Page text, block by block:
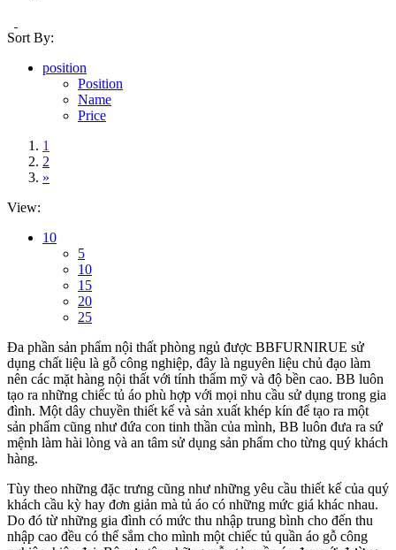
Sort By:
position
Position
Name
Price
1
2
»
View:
10
5
10
15
20
25
Đa phần sản phẩm nội thất phòng ngủ được BBFURNIRUE sử
dụng chất liệu là gỗ công nghiệp, đây là nguyên liệu chủ đạo làm
nên các mặt hàng nội thất với tính thẩm mỹ và độ bền cao. BB luôn
tạo ra những chiếc tủ áo phù hợp với mọi nhu cầu sử dụng trong gia
đình. Một dây chuyền thiết kế và sản xuất khép kín để tạo ra một
sản phẩm cũng như đứa con tinh thần của mình, BB luôn đưa ra sứ
mệnh làm hài lòng và an tâm sử dụng sản phẩm cho từng quý khách
hàng.
Tùy theo những đặc trưng cũng như những yêu cầu thiết kế của quý
khách cầu kỳ hay đơn giản mà tủ áo có những mức giá khác nhau.
Do đó từ những gia đình có mức thu nhập trung bình cho đến thu
nhập cao đều có thể sắm cho mình một chiếc tủ quần áo gỗ công